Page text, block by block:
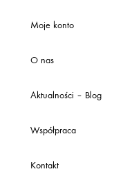
Moje konto
O nas
Aktualności – Blog
Współpraca
Kontakt